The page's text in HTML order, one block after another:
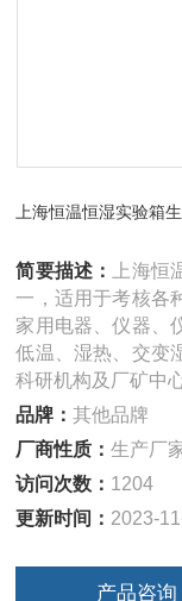
上海恒温恒湿实验箱
简要描述：
上海恒
一，适用于考核各
家用电器、仪器、
低温、湿热、交变
科研机构及厂矿中
品牌：其他品牌
厂商性质：生产厂
访问次数： 1204
更新时间： 2023-
产品咨询